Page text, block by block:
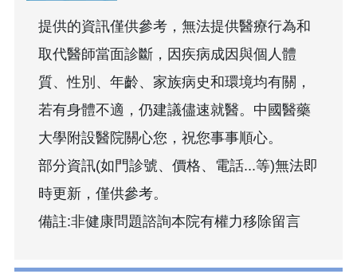
提供的資訊僅供參考，無法提供醫療行為和
取代醫師當面診斷，因疾病成因與個人體
質、性別、年齡、家族病史和環境均有關，
若有身體不適，仍建議儘速就醫。中國醫藥
大學附設醫院關心您，祝您事事順心。
部分資訊(如門診號、價格、電話...等)無法即
時更新，僅供參考。
備註:非健康問題諮詢本院有權力移除留言